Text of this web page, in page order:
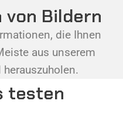
von Bildern
die Ihnen
aus unserem
testen